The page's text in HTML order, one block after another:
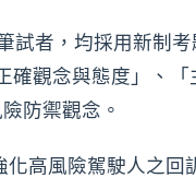
試者，均採用新制
觀念與態度」、
防禦觀念。
高風險駕駛人之